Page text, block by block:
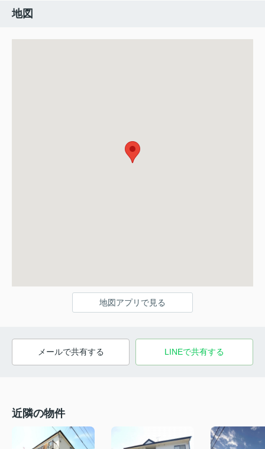
地図
地図アプリで見る
メールで共有する LINEで共有する
近隣の物件